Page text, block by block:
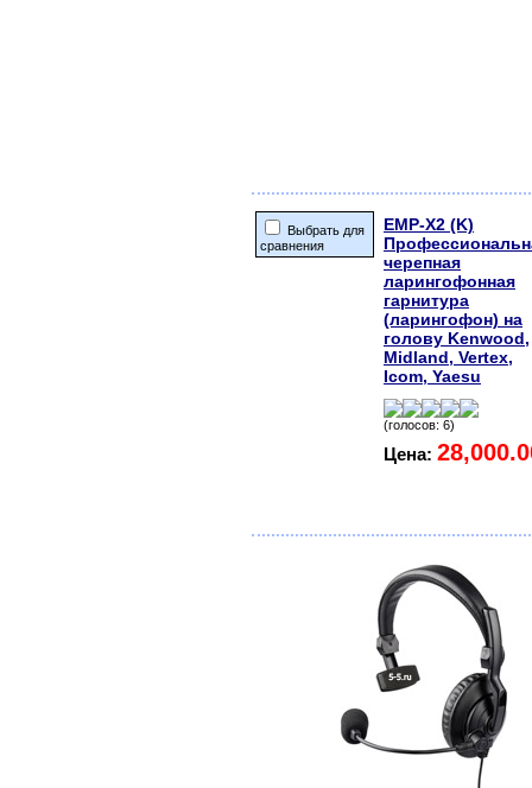
Выбрать для
сравнения
EMP-X2 (K)
черепная
ларингофонная
гарнитура
(ларингофон) на
голову Kenwood,
Midland, Vertex,
Icom, Yaesu
(голосов: 6)
Цена: